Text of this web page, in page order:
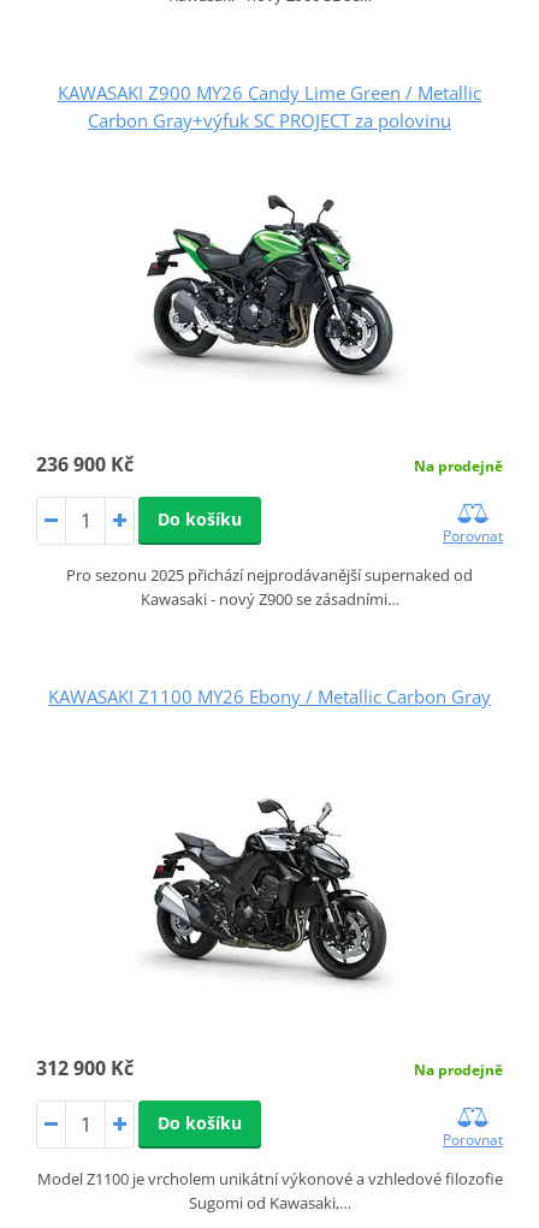
KAWASAKI Z900 MY26 Candy Lime Green / Metallic
Carbon Gray+výfuk SC PROJECT za polovinu
236 900 Kč Na prodejně
Do košíku
Porovnat
Pro sezonu 2025 přichází nejprodávanější supernaked od
Kawasaki - nový Z900 se zásadními…
KAWASAKI Z1100 MY26 Ebony / Metallic Carbon Gray
312 900 Kč Na prodejně
Do košíku
Porovnat
Model Z1100 je vrcholem unikátní výkonové a vzhledové filozofie
Sugomi od Kawasaki,…